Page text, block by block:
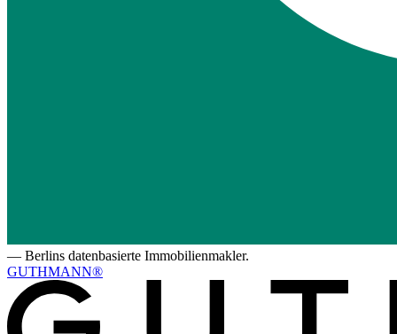
— Berlins datenbasierte Immobilienmakler.
GUTHMANN®